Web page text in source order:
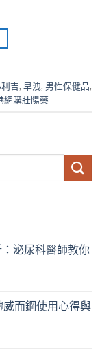
吉, 早洩, 男性保健品,
網購壯陽藥
泌尿科醫師教你
威而鋼使用心得與